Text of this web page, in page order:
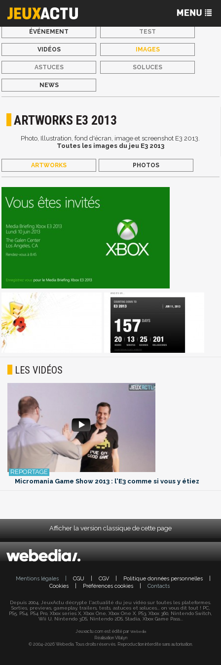
ÉVÉNEMENT TEST
VIDÉOS IMAGES
ASTUCES SOLUCES
NEWS
ARTWORKS E3 2013
Photo, Illustration, fond d'écran, image et screenshot E3 2013.
Toutes les images du jeu E3 2013
ARTWORKS PHOTOS
LES VIDÉOS
Micromania Game Show 2013 : l'E3 comme si vous y étiez
Afficher la version classique de cette page
Mentions légales CGU CGV Politique données personnelles
Cookies
Préférences cookies Contacts
Depuis 2004, JeuxActu décrypte l'actualité du jeu vidéo sur toutes les plateformes.
Sorties, previews, gameplay, trailers, tests, astuces et soluces... on vous dit tout ! PC,
PS5, PS4, PS4 Pro, Xbox series X, Xbox One, Xbox One X, PS3, Xbox 360, Nintendo Switch,
Wii U, Nintendo 3DS, Nintendo 2DS, Stadia, Xbox Game Pass...
Jeuxactu.com est édité par Webedia
Réalisation Vitalyn
© 2004-2026 Webedia. Tous droits réservés. Reproduction interdite sans autorisation.